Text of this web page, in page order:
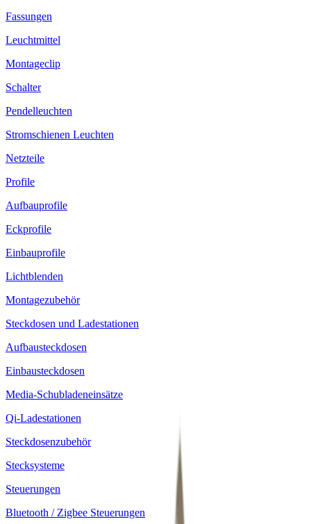
Fassungen
Leuchtmittel
Montageclip
Schalter
Pendelleuchten
Stromschienen Leuchten
Netzteile
Profile
Aufbauprofile
Eckprofile
Einbauprofile
Lichtblenden
Montagezubehör
Steckdosen und Ladestationen
Aufbausteckdosen
Einbausteckdosen
Media-Schubladeneinsätze
Qi-Ladestationen
Steckdosenzubehör
Stecksysteme
Steuerungen
Bluetooth / Zigbee Steuerungen